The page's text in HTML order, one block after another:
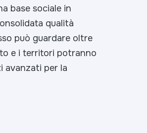
base sociale in
qualità
può guardare oltre
e i territori potranno
avanzati per la